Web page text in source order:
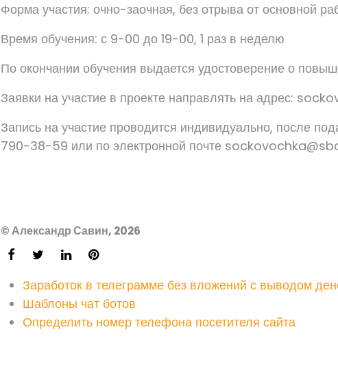
Форма участия: очно-заочная, без отрыва от основной
Время обучения: с 9-00 до 19-00, 1 раз в неделю
По окончании обучения выдается удостоверение о
Заявки на участие в проекте направлять на адрес:
Запись на участие проводится индивидуально, после
790-38-59 или по электронной почте
© Александр Савин, 2026
Заработок в телеграмме без вложений с выводом
Шаблоны чат ботов
Определить номер телефона посетителя сайта